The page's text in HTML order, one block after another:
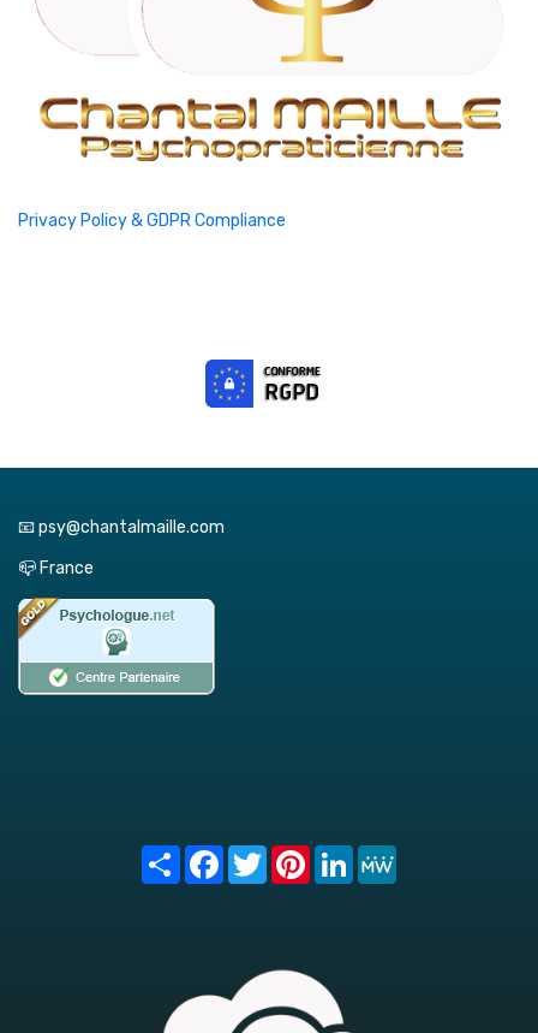
Privacy Policy & GDPR Compliance
📧 psy@chantalmaille.com
📪 France
Share FacebookTwitterPinterest
LinkedIn